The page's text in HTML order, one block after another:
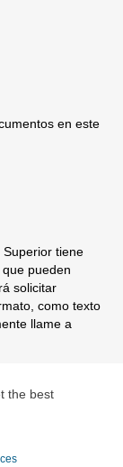
the best
en este
Externo
tiene
pueden
solicitar
como texto
llame a